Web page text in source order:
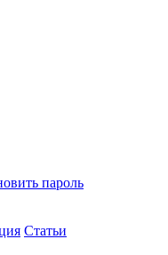
пароль
Статьи